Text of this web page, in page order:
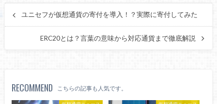
ユニセフが仮想通貨の寄付を導入！？実際に寄付してみた
ERC20とは？言葉の意味から対応通貨まで徹底解説
RECOMMEND こちらの記事も人気です。